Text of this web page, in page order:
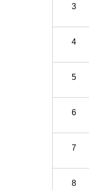
3
4
5
6
7
8